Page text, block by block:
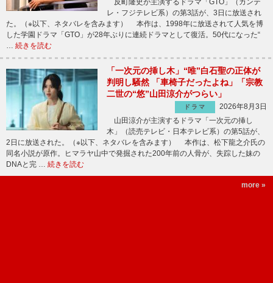
レ・フジテレビ系）の第3話が、3日に放送され
た。（※以下、ネタバレを含みます） 本作は、1998年に放送されて人気を博
した学園ドラマ「GTO」が28年ぶりに連続ドラマとして復活。50代になった“
続きを読む
「一次元の挿し木」“唯”白石聖の正体が
判明し騒然 「車椅子だったよね」「宗教
二世の“悠”山田涼介がつらい」
ドラマ
2026年8月3日
山田涼介が主演するドラマ「一次元の挿し
木」（読売テレビ・日本テレビ系）の第5話が、
2日に放送された。（※以下、ネタバレを含みます） 本作は、松下龍之介氏の
同名小説が原作。ヒマラヤ山中で発掘された200年前の人骨が、失踪した妹の
DNAと完 … 続きを読む
more »